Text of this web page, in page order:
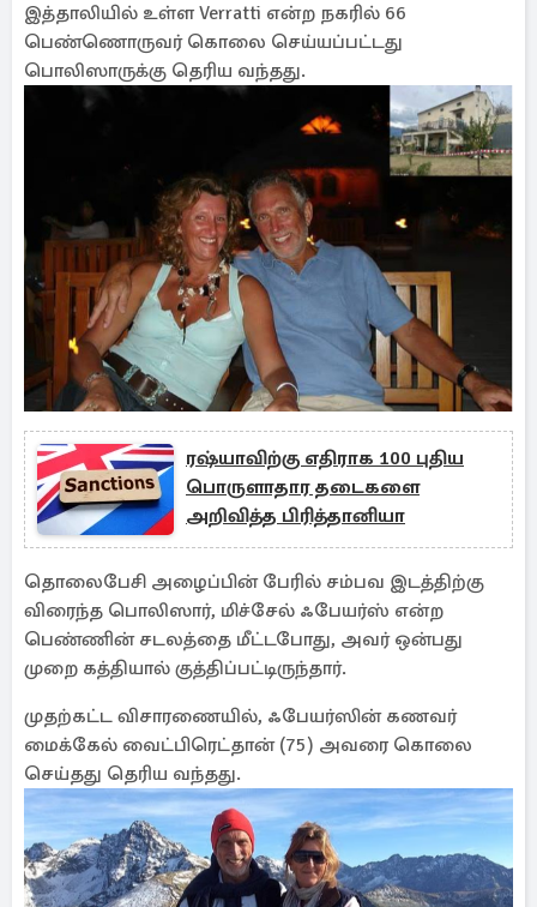
இத்தாலியில் உள்ள Verratti என்ற நகரில் 66
பெண்ணொருவர் கொலை செய்யப்பட்டது
பொலிஸாருக்கு தெரிய வந்தது.
ரஷ்யாவிற்கு எதிராக 100 புதிய
பொருளாதார தடைகளை
அறிவித்த பிரித்தானியா
தொலைபேசி அழைப்பின் பேரில் சம்பவ இடத்திற்கு
விரைந்த பொலிஸார், மிச்சேல் ஃபேயர்ஸ் என்ற
பெண்ணின் சடலத்தை மீட்டபோது, அவர் ஒன்பது
முறை கத்தியால் குத்திப்பட்டிருந்தார்.
முதற்கட்ட விசாரணையில், ஃபேயர்ஸின் கணவர்
மைக்கேல் வைட்பிரெட்தான் (75) அவரை கொலை
செய்தது தெரிய வந்தது.